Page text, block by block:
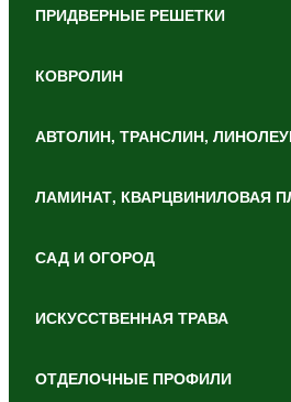
ПРИДВЕРНЫЕ РЕШЕТКИ
КОВРОЛИН
АВТОЛИН, ТРАНСЛИН,
ЛАМИНАТ, КВАРЦВИНИЛОВАЯ
САД И ОГОРОД
ИСКУССТВЕННАЯ ТРАВА
ОТДЕЛОЧНЫЕ ПРОФИЛИ